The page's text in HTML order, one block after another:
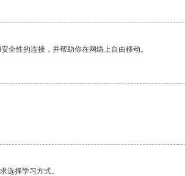
全性的连接，并帮助你在网络上自由移动。
选择学习方式。